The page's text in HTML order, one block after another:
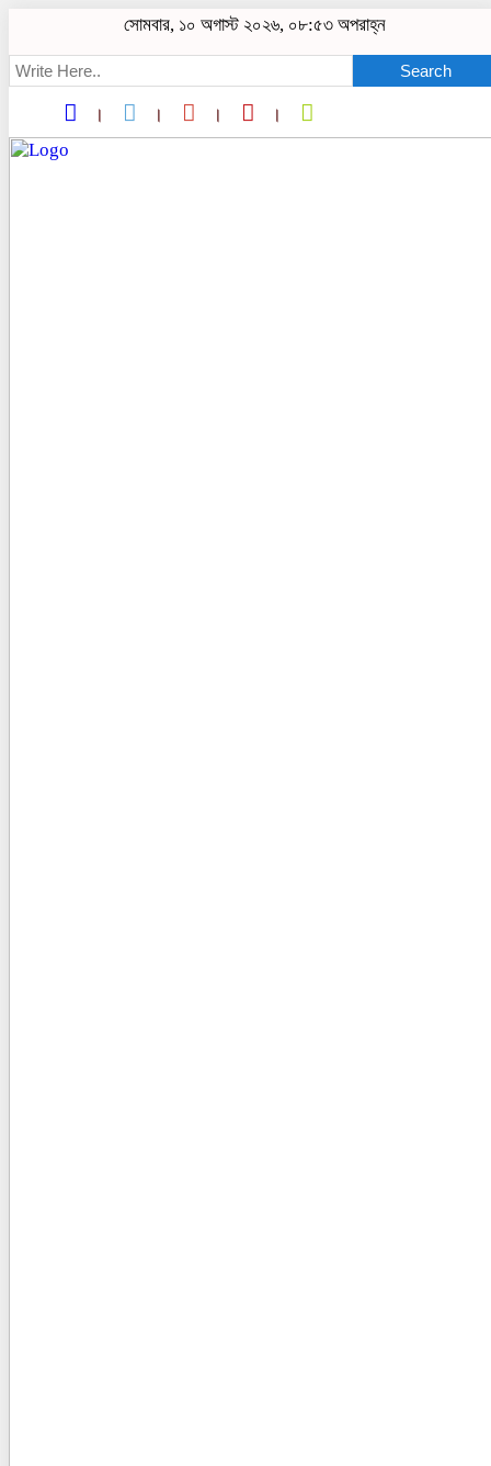
সোমবার, ১০ অগাস্ট ২০২৬, ০৮:৫৩ অপরাহ্ন
Search